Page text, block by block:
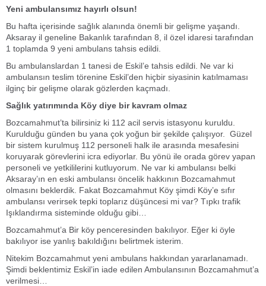
Yeni ambulansımız hayırlı olsun!
Bu hafta içerisinde sağlık alanında önemli bir gelişme yaşandı.
Aksaray il geneline Bakanlık tarafından 8, il özel idaresi tarafından
1 toplamda 9 yeni ambulans tahsis edildi.
Bu ambulanslardan 1 tanesi de Eskil’e tahsis edildi. Ne var ki
ambulansın teslim törenine Eskil’den hiçbir siyasinin katılmaması
ilginç bir gelişme olarak gözlerden kaçmadı.
Sağlık yatırımında Köy diye bir kavram olmaz
Bozcamahmut’ta bilirsiniz ki 112 acil servis istasyonu kuruldu.
Kurulduğu günden bu yana çok yoğun bir şekilde çalışıyor. Güzel
bir sistem kurulmuş 112 personeli halk ile arasında mesafesini
koruyarak görevlerini icra ediyorlar. Bu yönü ile orada görev yapan
personeli ve yetkililerini kutluyorum. Ne var ki ambulansı belki
Aksaray’ın en eski ambulansı öncelik hakkının Bozcamahmut
olmasını beklerdik. Fakat Bozcamahmut Köy şimdi Köy’e sıfır
ambulansı verirsek tepki toplarız düşüncesi mi var? Tıpkı trafik
Işıklandırma sisteminde olduğu gibi…
Bozcamahmut’a Bir köy penceresinden bakılıyor. Eğer ki öyle
bakılıyor ise yanlış bakıldığını belirtmek isterim.
Nitekim Bozcamahmut yeni ambulans hakkından yararlanamadı.
Şimdi beklentimiz Eskil’in iade edilen Ambulansının Bozcamahmut’a
verilmesi…